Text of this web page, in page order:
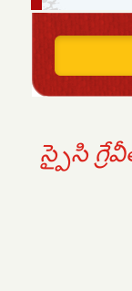
2
స్పైసి